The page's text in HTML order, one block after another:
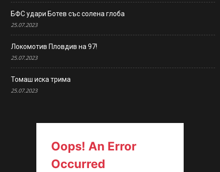
БФС удари Ботев със солена глоба
25.07.2023
Локомотив Пловдив на 97!
25.07.2023
Томаш иска трима
25.07.2023